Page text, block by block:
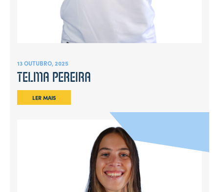
13 OUTUBRO, 2025
TELMA PEREIRA
LER MAIS